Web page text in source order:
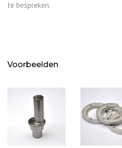
te bespreken.
Voorbeelden